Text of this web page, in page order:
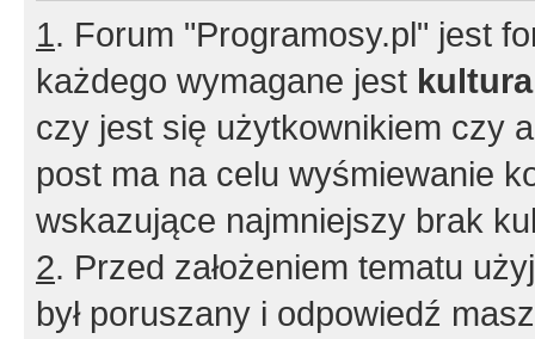
1. Forum "Programosy.pl" jest
każdego wymagane jest
czy jest się użytkownikiem czy
post ma na celu wyśmiewanie
wskazujące najmniejszy brak
2. Przed założeniem tematu
był poruszany i odpowiedź